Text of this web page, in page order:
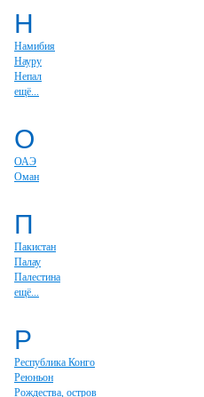
Н
Намибия
Науру
Непал
ещё...
О
ОАЭ
Оман
П
Пакистан
Палау
Палестина
ещё...
Р
Республика Конго
Реюньон
Рождества, остров